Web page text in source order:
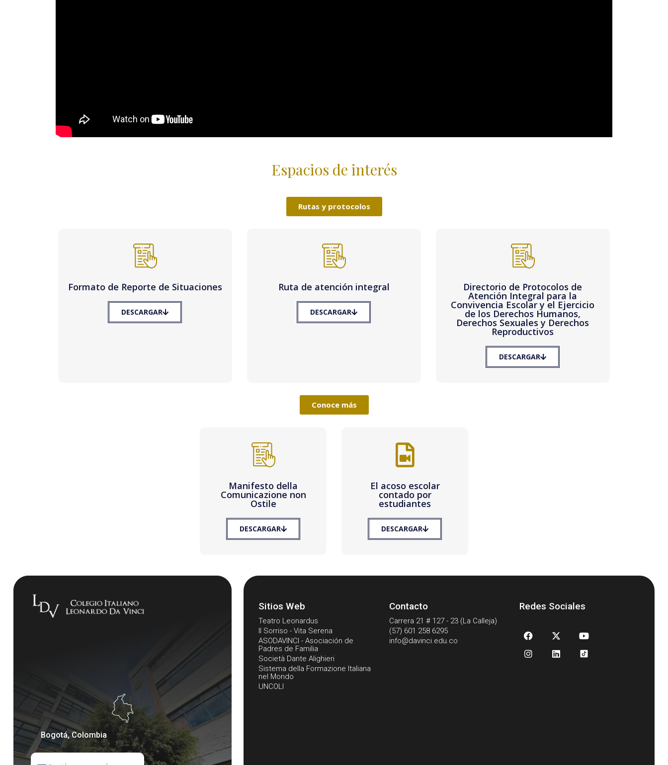
Espacios de interés
Rutas y protocolos
Formato de Reporte de Situaciones
DESCARGAR
Ruta de atención integral
DESCARGAR
Directorio de Protocolos de
Atención Integral para la
Convivencia Escolar y el Ejercicio
de los Derechos Humanos,
Derechos Sexuales y Derechos
Reproductivos
DESCARGAR
Conoce más
Manifesto della
Comunicazione non
Ostile
DESCARGAR
El acoso escolar
contado por
estudiantes
DESCARGAR
Bogotá, Colombia
Sitios Web
Teatro Leonardus
Il Sorriso - Vita Serena
ASODAVINCI - Asociación de
Padres de Familia
Società Dante Alighieri
Sistema della Formazione Italiana
nel Mondo
UNCOLI
Contacto
Carrera 21 # 127 - 23 (La Calleja)
(57) 601 258 6295
info@davinci.edu.co
Redes Sociales